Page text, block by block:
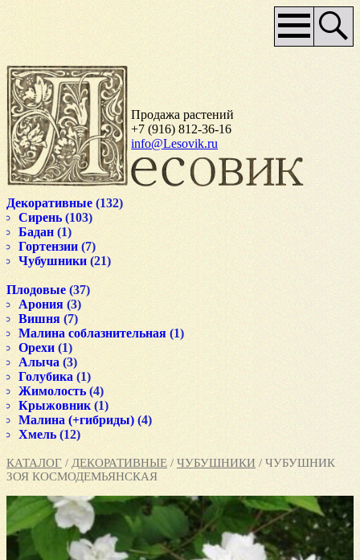
Продажа растений
+7 (916) 812-36-16
info@Lesovik.ru
Основное
меню
КАТАЛОГ / ДЕКОРАТИВНЫЕ / ЧУБУШНИКИ / ЧУБУШНИК
ЗОЯ КОСМОДЕМЬЯНСКАЯ
Декоративные (132)
Сирень (103)
Бадан (1)
Гортензии (7)
Чубушники (21)
Плодовые (37)
Арония (3)
Вишня (7)
Малина соблазнительная (1)
Орехи (1)
Алыча (3)
Голубика (1)
Жимолость (4)
Крыжовник (1)
Малина (+гибриды) (4)
Хмель (12)